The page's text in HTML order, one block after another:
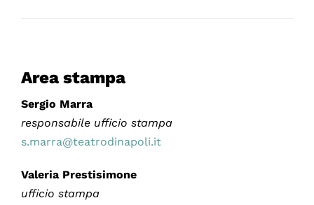
Area stampa
Sergio Marra
responsabile ufficio stampa
s.marra@teatrodinapoli.it
Valeria Prestisimone
ufficio stampa